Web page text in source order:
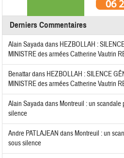
Derniers Commentaires
Alain Sayadadans HEZBOLLAH :
MINISTRE des armées Catherine Vautrin
Benattardans HEZBOLLAH : SILENCE
MINISTRE des armées Catherine Vautrin
Alain Sayadadans Montreuil : un
silence
Andre PATLAJEAN dans Montreuil : un
sous silence